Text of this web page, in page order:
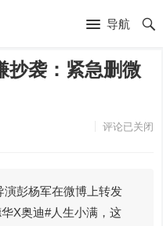
导航
抄袭：紧急删微
评论已关闭
彭杨军在微博上转发
X奥迪#人生小满，这